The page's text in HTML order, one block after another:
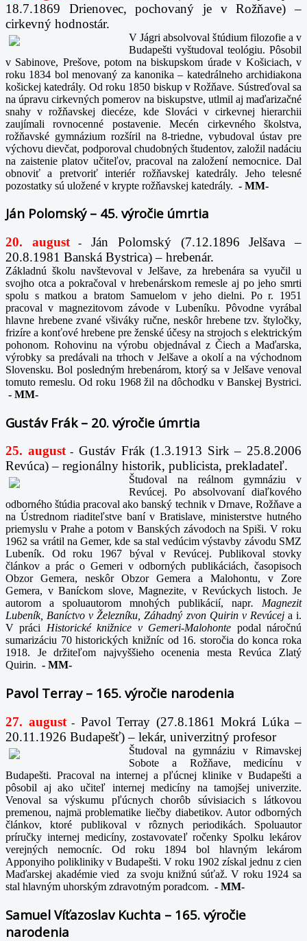
18.7.1869 Drienovec, pochovaný je v Rožňave) –
cirkevný hodnostár.
V Jágri absolvoval štúdium filozofie a v
Budapešti vyštudoval teológiu. Pôsobil
v Sabinove, Prešove, potom na biskupskom úrade v Košiciach, v
roku 1834 bol menovaný za kanonika – katedrálneho archidiakona
košickej katedrály. Od roku 1850 biskup v Rožňave. Sústreďoval sa
na úpravu cirkevných pomerov na biskupstve, utlmil aj maďarizačné
snahy v rožňavskej diecéze, kde Slováci v cirkevnej hierarchii
zaujímali rovnocenné postavenie. Mecén cirkevného školstva,
rožňavské gymnázium rozšíril na 8-triedne, vybudoval ústav pre
výchovu dievčat, podporoval chudobných študentov, založil nadáciu
na zaistenie platov učiteľov, pracoval na založení nemocnice. Dal
obnoviť a pretvoriť interiér rožňavskej katedrály. Jeho telesné
pozostatky sú uložené v krypte rožňavskej katedrály. - MM-
Ján Polomský – 45. výročie úmrtia
20. august-
Ján Polomský (7.12.1896 Jelšava –
20.8.1981 Banská Bystrica) – hrebenár.
Základnú školu navštevoval v Jelšave, za hrebenára sa vyučil u
svojho otca a pokračoval v hrebenárskom remesle aj po jeho smrti
spolu s matkou a bratom Samuelom v jeho dielni. Po r. 1951
pracoval v magnezitovom závode v Lubeníku. Pôvodne vyrábal
hlavne hrebene zvané všiváky ručne, neskôr hrebene tzv. štyločky,
frizíre a konťové hrebene pre ženské účesy na strojoch s elektrickým
pohonom. Rohovinu na výrobu objednával z Čiech a Maďarska,
výrobky sa predávali na trhoch v Jelšave a okolí a na východnom
Slovensku. Bol posledným hrebenárom, ktorý sa v Jelšave venoval
tomuto remeslu. Od roku 1968 žil na dôchodku v Banskej Bystrici.
- MM-
Gustáv Frák – 20. výročie úmrtia
25. august- Gustáv Frák (1.3.1913 Sirk – 25.8.2006
Revúca) – regionálny historik, publicista, prekladateľ.
Študoval na reálnom gymnáziu v
Revúcej. Po absolvovaní diaľkového
odborného štúdia pracoval ako banský technik v Drnave, Rožňave a
na Ústrednom riaditeľstve baní v Bratislave, ministerstve hutného
priemyslu v Prahe a potom v Banských závodoch na Spiši. V roku
1962 sa vrátil na Gemer, kde sa stal vedúcim výstavby závodu SMZ
Lubeník. Od roku 1967 býval v Revúcej. Publikoval stovky
článkov a prác o Gemeri v odborných publikáciách, časopisoch
Obzor Gemera, neskôr Obzor Gemera a Malohontu, v Zore
Gemera, v Baníckom slove, Magnezite, v Revúckych listoch. Je
autorom a spoluautorom mnohých publikácií, napr. Magnezit
Lubeník, Baníctvo v Železníku, Záhadný zvon Quirin v Revúcej a i.
V práci Historické knižnice v Gemeri-Malohonte podal náročnú
sumarizáciu 70 historických knižníc od 16. storočia do konca roka
1918. Je držiteľom najvyššieho ocenenia mesta Revúca Zlatý
Quirin. - MM-
Pavol Terray – 165. výročie narodenia
27. august- Pavol Terray (27.8.1861 Mokrá Lúka –
20.11.1926 Budapešť) – lekár, univerzitný profesor
Študoval na gymnáziu v Rimavskej
Sobote a Rožňave, medicínu v
Budapešti. Pracoval na internej a pľúcnej klinike v Budapešti a
pôsobil aj ako učiteľ internej medicíny na tamojšej univerzite.
Venoval sa výskumu pľúcnych chorôb súvisiacich s látkovou
premenou, najmä problematike liečby diabetikov. Autor odborných
článkov, ktoré publikoval v rôznych periodikách. Spoluautor
príručky internej medicíny, zostavovateľ ročenky Spolku lekárov
verejných nemocníc. Od roku 1894 bol hlavným lekárom
Apponyiho polikliniky v Budapešti. V roku 1902 získal jednu z cien
Maďarskej akadémie vied za svoju knižnú súťaž. V roku 1924 sa
stal hlavným uhorským zdravotným poradcom. - MM-
Samuel Víťazoslav Kuchta – 165. výročie
narodenia